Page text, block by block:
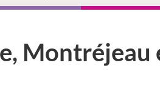
Montréjeau